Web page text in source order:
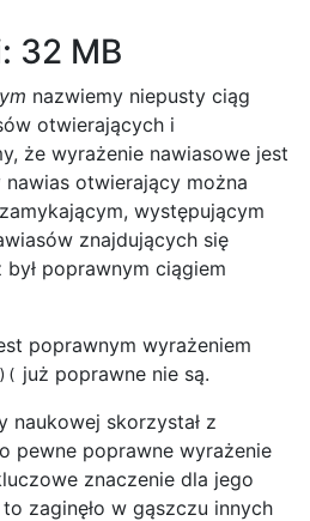
32 MB
nazwiemy niepusty ciąg
otwierających i
że wyrażenie nawiasowe jest
nawias otwierający można
występującym
znajdujących się
poprawnym ciągiem
poprawnym wyrażeniem
już poprawne nie są.
naukowej skorzystał z
pewne poprawne wyrażenie
znaczenie dla jego
zaginęło w gąszczu innych